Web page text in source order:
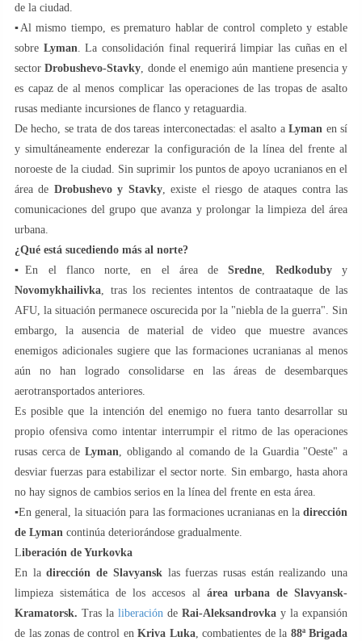
de la ciudad.
▪️Al mismo tiempo, es prematuro hablar de control completo y estable
sobre Lyman . La consolidación final requerirá limpiar las cuñas en el
sectorDrobushevo-Stavky , donde el enemigo aún mantiene presencia y
es capaz de al menos complicar las operaciones de las tropas de asalto
rusas mediante incursiones de flanco y retaguardia.
De hecho, se trata de dos tareas interconectadas: el asalto aLyman en sí
y simultáneamente enderezar la configuración de la línea del frente al
noroeste de la ciudad. Sin suprimir los puntos de apoyo ucranianos en el
área de Drobushevo y Stavky, existe el riesgo de ataques contra las
comunicaciones del grupo que avanza y prolongar la limpieza del área
urbana.
¿Qué está sucediendo más al norte?
▪️En el flanco norte, en el área deSredne Redkodubyy
Novomykhailivka , tras los recientes intentos de contraataque de las
AFU, la situación permanece oscurecida por la "niebla de la guerra". Sin
embargo, la ausencia de material de video que muestre avances
enemigos adicionales sugiere que las formaciones ucranianas al menos
aún no han logrado consolidarse en las áreas de desembarques
aerotransportados anteriores.
Es posible que la intención del enemigo no fuera tanto desarrollar su
propio ofensiva como intentar interrumpir el ritmo de las operaciones
rusas cerca de Lyman , obligando al comando de la Guardia "Oeste" a
desviar fuerzas para estabilizar el sector norte. Sin embargo, hasta ahora
no hay signos de cambios serios en la línea del frente en esta área.
▪️En general, la situación para las formaciones ucranianas en la dirección
de Lyman continúa deteriorándose gradualmente.
Liberación de Yurkovka
En ladirección de Slavyansk las fuerzas rusas están realizando una
limpieza sistemática de los accesos al área urbana de Slavyansk-
Kramatorsk. Tras la liberación de Rai-Aleksandrovka y la expansión
de las zonas de control en Kriva Luka, combatientes de la 88ª Brigada